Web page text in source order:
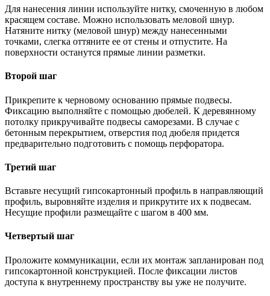
Для нанесения линии используйте нитку, смоченную в любом
красящем составе. Можно использовать меловой шнур.
Натяните нитку (меловой шнур) между нанесенными
точками, слегка оттяните ее от стены и отпустите. На
поверхности останутся прямые линии разметки.
Второй шаг
Прикрепите к черновому основанию прямые подвесы.
Фиксацию выполняйте с помощью дюбелей. К деревянному
потолку прикручивайте подвесы саморезами. В случае с
бетонным перекрытием, отверстия под дюбеля придется
предварительно подготовить с помощь перфоратора.
Третий шаг
Вставьте несущий гипсокартонный профиль в направляющий
профиль, выровняйте изделия и прикрутите их к подвесам.
Несущие профили размещайте с шагом в 400 мм.
Четвертый шаг
Проложите коммуникации, если их монтаж запланирован под
гипсокартонной конструкцией. После фиксации листов
доступа к внутреннему пространству вы уже не получите.